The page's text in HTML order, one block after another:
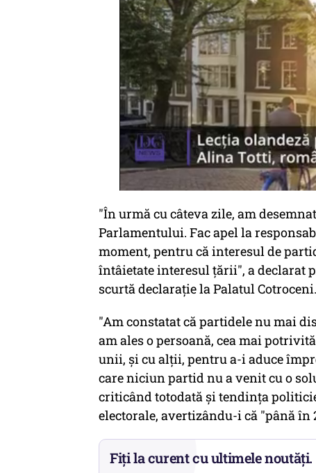
"În urmă cu câteva zile, am
Parlamentului. Fac apel la
moment, pentru că interesul de
întâietate interesul țării", a declarat
scurtă declarație la Palatul Cotroceni.
"Am constatat că partidele nu mai
am ales o persoană, cea mai
unii, și cu alții, pentru a-i aduce
care niciun partid nu a venit cu o
criticând totodată și tendința
electorale, avertizându-i că "până în
Fiți la curent cu ultimele noutăți.